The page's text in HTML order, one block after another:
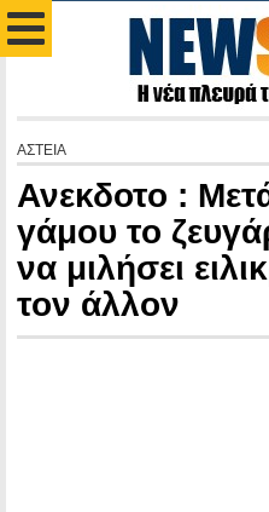
ΑΣΤΕΙΑ
Ανεκδοτο :
γάμου το
να μιλήσει
τον άλλον